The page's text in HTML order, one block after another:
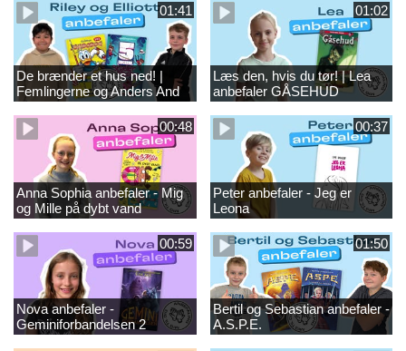
01:41
De brænder et hus ned! |
Femlingerne og Anders And
01:02
Læs den, hvis du tør! | Lea
anbefaler GÅSEHUD
00:48
Anna Sophia anbefaler - Mig
og Mille på dybt vand
00:37
Peter anbefaler - Jeg er
Leona
00:59
Nova anbefaler -
Geminiforbandelsen 2
01:50
Bertil og Sebastian anbefaler -
A.S.P.E.